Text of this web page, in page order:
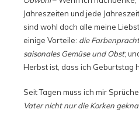
Jahreszeiten und jede
sind wohl doch alle meine
einige Vorteile: die
saisonales Gemüse und Obst;
Herbst ist, dass ich Geburtstag
Seit Tagen muss ich mir
Vater nicht nur die Korken